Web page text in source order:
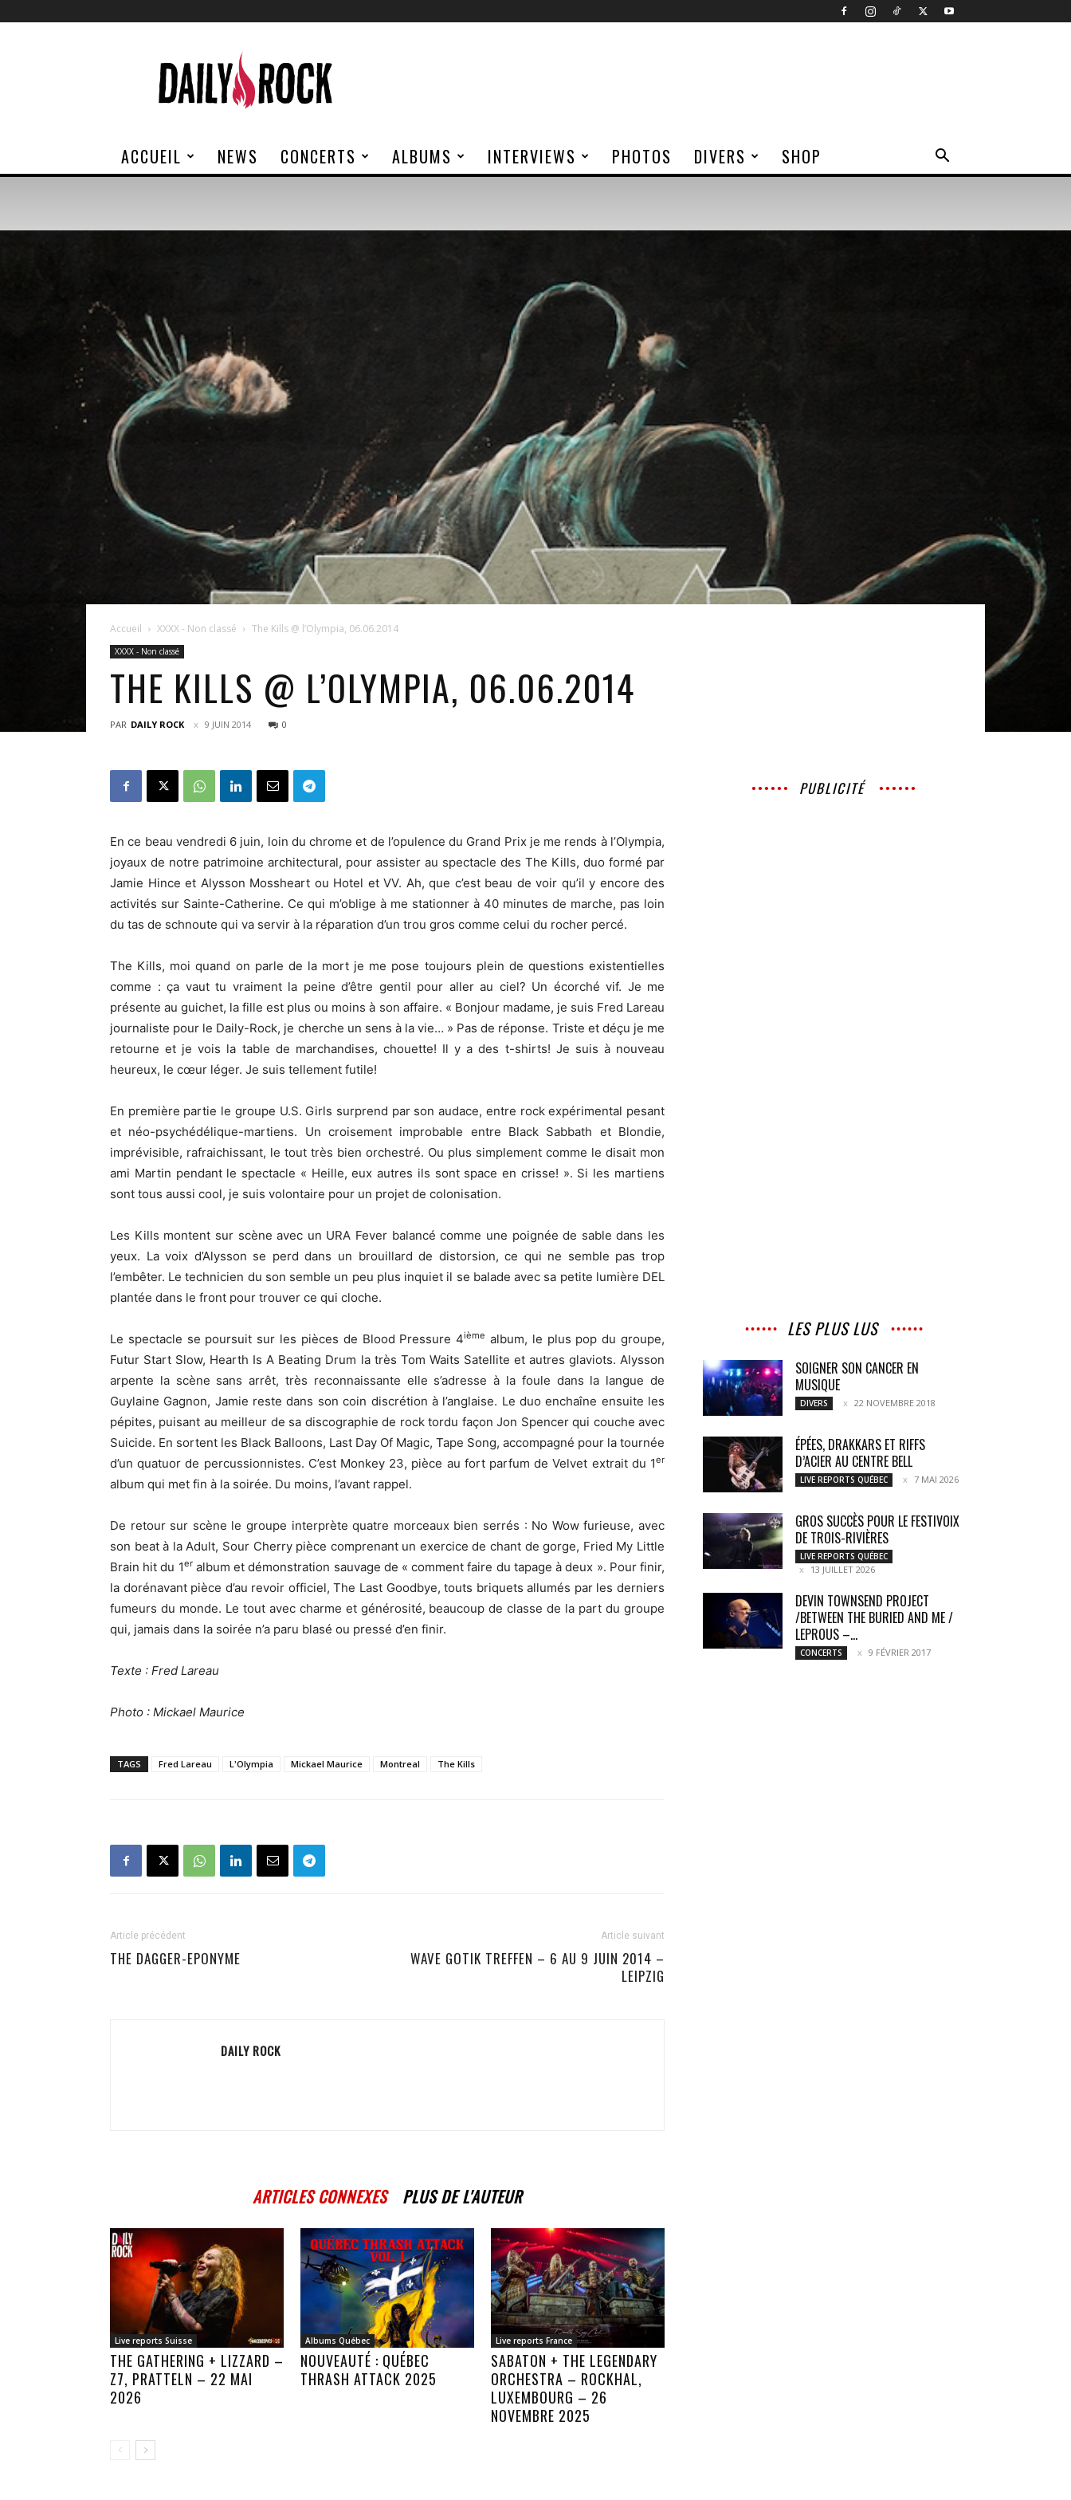
Rock
ACCUEIL NEWS CONCERTS ALBUMS INTERVIEWS PHOTOS DIVERS SHOP
Accueil XXXX - Non classé The Kills @ l’Olympia, 06.06.2014
XXXX - Non classé
THE KILLS @ L’OLYMPIA, 06.06.2014
PAR DAILY ROCK 9 JUIN 2014 0
En ce beau vendredi 6 juin, loin du chrome et de l’opulence du Grand Prix je me rends à l’Olympia,
joyaux de notre patrimoine architectural, pour assister au spectacle des The Kills, duo formé par
Jamie Hince et Alysson Mossheart ou Hotel et VV. Ah, que c’est beau de voir qu’il y encore des
activités sur Sainte-Catherine. Ce qui m’oblige à me stationner à 40 minutes de marche, pas loin
du tas de schnoute qui va servir à la réparation d’un trou gros comme celui du rocher percé.
The Kills, moi quand on parle de la mort je me pose toujours plein de questions existentielles
comme : ça vaut tu vraiment la peine d’être gentil pour aller au ciel? Un écorché vif. Je me
présente au guichet, la fille est plus ou moins à son affaire. « Bonjour madame, je suis Fred Lareau
journaliste pour le Daily-Rock, je cherche un sens à la vie… » Pas de réponse. Triste et déçu je me
retourne et je vois la table de marchandises, chouette! Il y a des t-shirts! Je suis à nouveau
heureux, le cœur léger. Je suis tellement futile!
En première partie le groupe U.S. Girls surprend par son audace, entre rock expérimental pesant
et néo-psychédélique-martiens. Un croisement improbable entre Black Sabbath et Blondie,
imprévisible, rafraichissant, le tout très bien orchestré. Ou plus simplement comme le disait mon
ami Martin pendant le spectacle « Heille, eux autres ils sont space en crisse! ». Si les martiens
sont tous aussi cool, je suis volontaire pour un projet de colonisation.
Les Kills montent sur scène avec un URA Fever balancé comme une poignée de sable dans les
yeux. La voix d’Alysson se perd dans un brouillard de distorsion, ce qui ne semble pas trop
l’embêter. Le technicien du son semble un peu plus inquiet il se balade avec sa petite lumière DEL
plantée dans le front pour trouver ce qui cloche.
Le spectacle se poursuit sur les pièces de Blood Pressure 4ième album, le plus pop du groupe,
Futur Start Slow, Hearth Is A Beating Drum la très Tom Waits Satellite et autres glaviots. Alysson
arpente la scène sans arrêt, très reconnaissante elle s’adresse à la foule dans la langue de
Guylaine Gagnon, Jamie reste dans son coin discrétion à l’anglaise. Le duo enchaîne ensuite les
pépites, puisant au meilleur de sa discographie de rock tordu façon Jon Spencer qui couche avec
Suicide. En sortent les Black Balloons, Last Day Of Magic, Tape Song, accompagné pour la tournée
d’un quatuor de percussionnistes. C’est Monkey 23, pièce au fort parfum de Velvet extrait du 1er
album qui met fin à la soirée. Du moins, l’avant rappel.
De retour sur scène le groupe interprète quatre morceaux bien serrés : No Wow furieuse, avec
son beat à la Adult, Sour Cherry pièce comprenant un exercice de chant de gorge, Fried My Little
Brain hit du 1eralbum et démonstration sauvage de « comment faire du tapage à deux ». Pour finir,
la dorénavant pièce d’au revoir officiel, The Last Goodbye, touts briquets allumés par les derniers
fumeurs du monde. Le tout avec charme et générosité, beaucoup de classe de la part du groupe
qui, jamais dans la soirée n’a paru blasé ou pressé d’en finir.
Texte : Fred Lareau
Photo : Mickael Maurice
TAGS Fred Lareau L'Olympia Mickael Maurice Montreal The Kills
Article précédent
THE DAGGER-EPONYME
Article suivant
WAVE GOTIK TREFFEN – 6 AU 9 JUIN 2014 –
LEIPZIG
DAILY ROCK
ARTICLES CONNEXES PLUS DE L'AUTEUR
Live reports Suisse
THE GATHERING + LIZZARD –
Z7, PRATTELN – 22 MAI
2026
Albums Québec
NOUVEAUTÉ : QUÉBEC
THRASH ATTACK 2025
Live reports France
SABATON + THE LEGENDARY
ORCHESTRA – ROCKHAL,
LUXEMBOURG – 26
NOVEMBRE 2025
PUBLICITÉ
LES PLUS LUS
SOIGNER SON CANCER EN
MUSIQUE
DIVERS 22 NOVEMBRE 2018
ÉPÉES, DRAKKARS ET RIFFS
D’ACIER AU CENTRE BELL
LIVE REPORTS QUÉBEC 7 MAI 2026
GROS SUCCÈS POUR LE FESTIVOIX
DE TROIS-RIVIÈRES
LIVE REPORTS QUÉBEC
13 JUILLET 2026
DEVIN TOWNSEND PROJECT
/BETWEEN THE BURIED AND ME /
LEPROUS –...
CONCERTS 9 FÉVRIER 2017